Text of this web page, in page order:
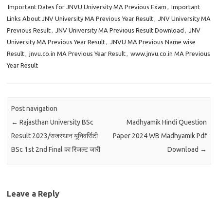
Important Dates for JNVU University MA Previous Exam , Important
Links About JNV University MA Previous Year Result, JNV University MA
Previous Result, JNV University MA Previous Result Download , JNV
University MA Previous Year Result, JNVU MA Previous Name wise
Result, jnvu.co.in MA Previous Year Result, www.jnvu.co.in MA Previous
Year Result
Post navigation
← Rajasthan University BSc
Result 2023/राजस्थान यूनिवर्सिटी
BSc 1st 2nd Final का रिजल्ट जारी
Madhyamik Hindi Question
Paper 2024 WB Madhyamik Pdf
Download →
Leave a Reply